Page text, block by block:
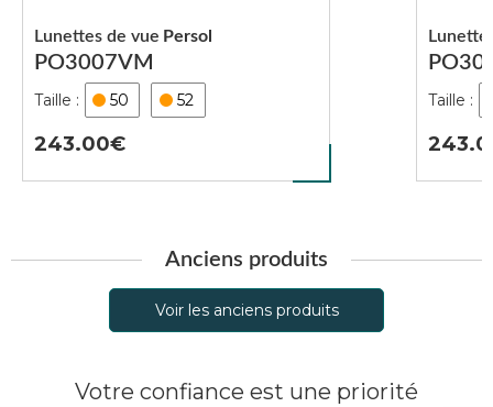
PO3007VM
Lunettes de vue Persol
50 52
243.00
Anciens produits
Voir les anciens produits
Votre confiance est une priorité